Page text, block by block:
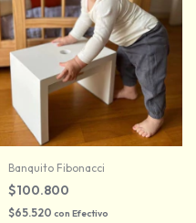
Banquito Fibonacci
$100.800
$65.520 con Efectivo